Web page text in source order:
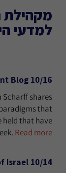
מקהילת
למדעי
10/16 Student Blog
shares
that
held that have
Read more
10/14 Times of Israel